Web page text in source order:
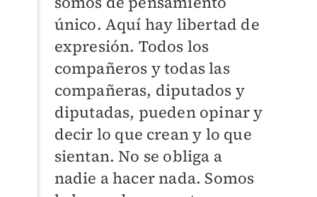
único. Aquí hay libertad de
expresión. Todos los
compañeros y todas las
compañeras, diputados y
diputadas, pueden opinar y
decir lo que crean y lo que
sientan. No se obliga a
nadie a hacer nada. Somos